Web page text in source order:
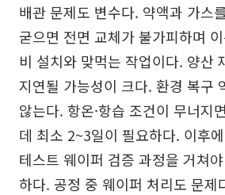
배관 문제도 변수다. 약액과 가스
굳으면 전면 교체가 불가피하며
비 설치와 맞먹는 작업이다. 양산
지연될 가능성이 크다. 환경 복구
않는다. 항온·항습 조건이 무너지
데 최소 2~3일이 필요하다. 이후
테스트 웨이퍼 검증 과정을 거쳐
하다. 공정 중 웨이퍼 처리도 문제